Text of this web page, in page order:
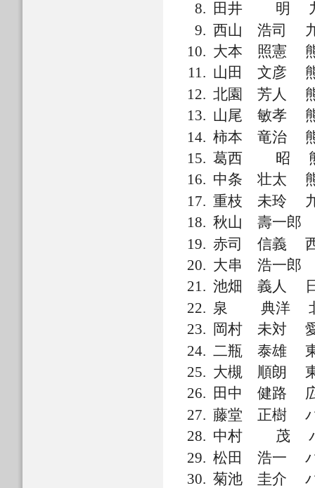
田井 明 九
西山 浩司 九
大本 照憲 熊
山田 文彦 熊
北園 芳人 熊
山尾 敏孝 熊
柿本 竜治 熊
葛西 昭 熊
中条 壮太 熊
重枝 未玲 九
秋山 壽一郎
赤司 信義 西
大串 浩一郎
池畑 義人 日
泉 典洋 北
岡村 未対
二瓶 泰雄 東
大槻 順朗 東
田中 健路 広
藤堂 正樹 パ
中村 茂 パ
松田 浩一 パ
菊池 圭介 パ